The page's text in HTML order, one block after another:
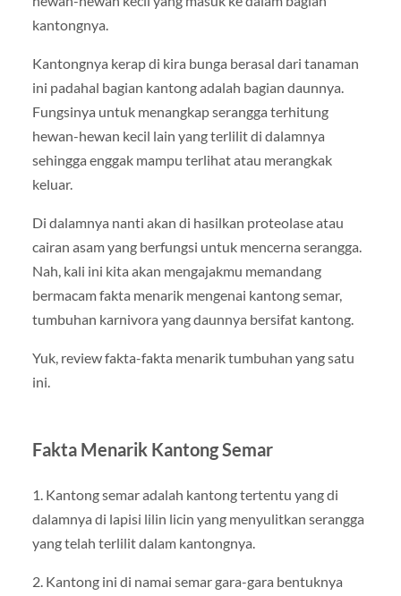
kantongnya.
Kantongnya kerap di kira bunga berasal dari tanaman
ini padahal bagian kantong adalah bagian daunnya.
Fungsinya untuk menangkap serangga terhitung
hewan-hewan kecil lain yang terlilit di dalamnya
sehingga enggak mampu terlihat atau merangkak
keluar.
Di dalamnya nanti akan di hasilkan proteolase atau
cairan asam yang berfungsi untuk mencerna serangga.
Nah, kali ini kita akan mengajakmu memandang
bermacam fakta menarik mengenai kantong semar,
tumbuhan karnivora yang daunnya bersifat kantong.
Yuk, review fakta-fakta menarik tumbuhan yang satu
ini.
Fakta Menarik Kantong Semar
1. Kantong semar adalah kantong tertentu yang di
dalamnya di lapisi lilin licin yang menyulitkan serangga
yang telah terlilit dalam kantongnya.
2. Kantong ini di namai semar gara-gara bentuknya